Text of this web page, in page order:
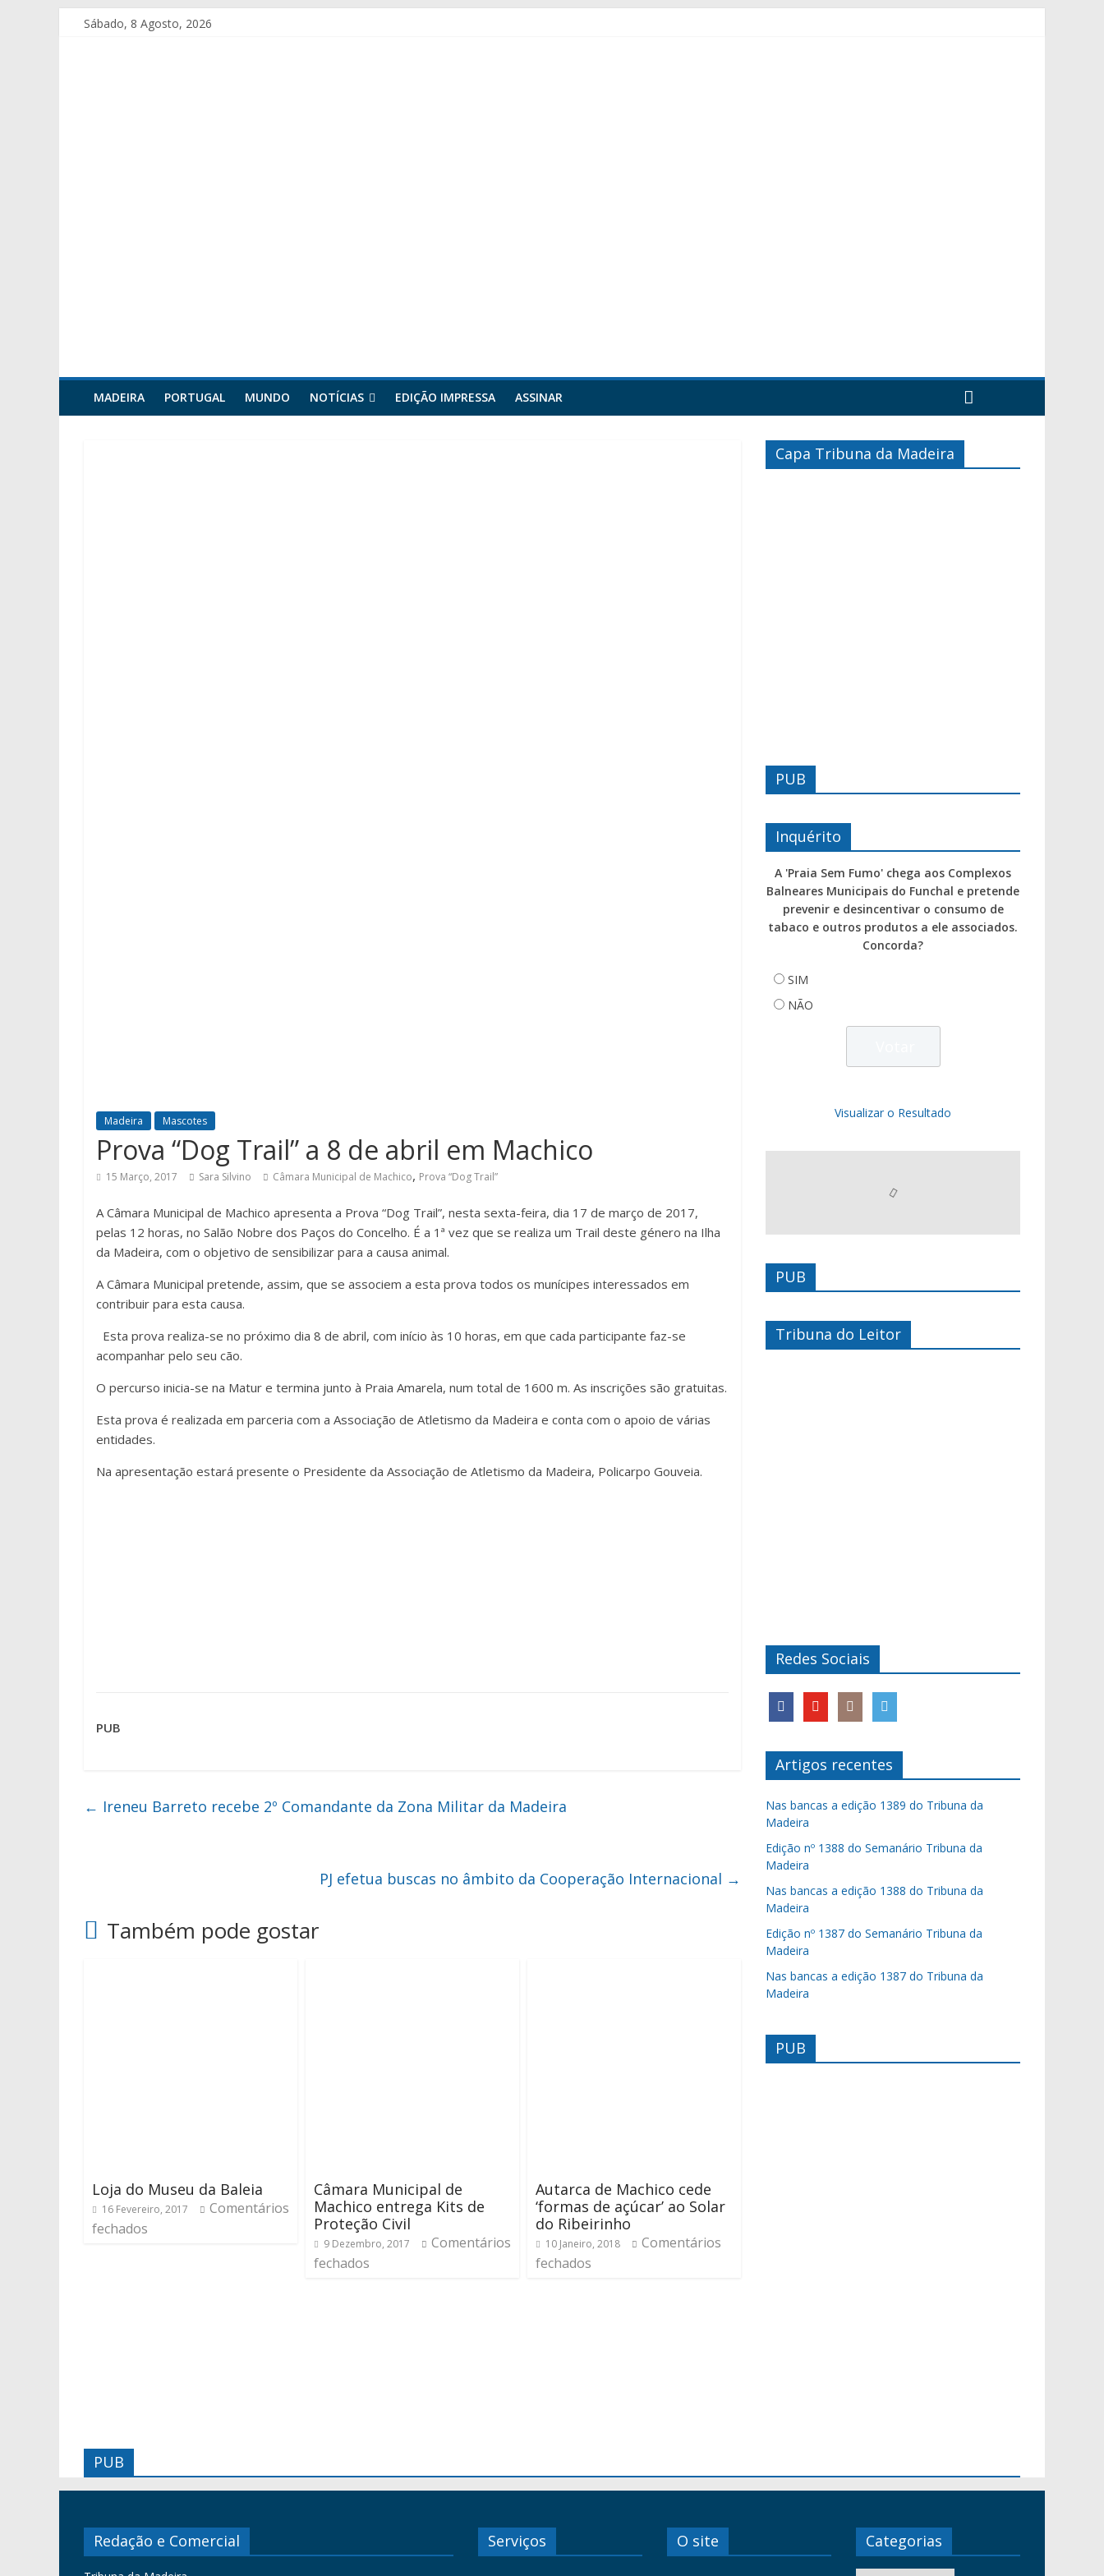
Sábado, 8 Agosto, 2026
MADEIRA PORTUGAL MUNDO NOTÍCIAS EDIÇÃO IMPRESSA ASSINAR
Madeira Mascotes
Prova “Dog Trail” a 8 de abril em Machico
15 Março, 2017 Sara Silvino Câmara Municipal de Machico, Prova “Dog Trail”
A Câmara Municipal de Machico apresenta a Prova “Dog Trail”, nesta sexta-feira, dia 17 de março de 2017,
pelas 12 horas, no Salão Nobre dos Paços do Concelho. É a 1ª vez que se realiza um Trail deste género na Ilha
da Madeira, com o objetivo de sensibilizar para a causa animal.
A Câmara Municipal pretende, assim, que se associem a esta prova todos os munícipes interessados em
contribuir para esta causa.
Esta prova realiza-se no próximo dia 8 de abril, com início às 10 horas, em que cada participante faz-se
acompanhar pelo seu cão.
O percurso inicia-se na Matur e termina junto à Praia Amarela, num total de 1600 m. As inscrições são gratuitas.
Esta prova é realizada em parceria com a Associação de Atletismo da Madeira e conta com o apoio de várias
entidades.
Na apresentação estará presente o Presidente da Associação de Atletismo da Madeira, Policarpo Gouveia.
PUB
← Ireneu Barreto recebe 2º Comandante da Zona Militar da Madeira
PJ efetua buscas no âmbito da Cooperação Internacional →
Também pode gostar
Loja do Museu da Baleia
16 Fevereiro, 2017
Comentários
fechados
Câmara Municipal de
Machico entrega Kits de
Proteção Civil
9 Dezembro, 2017
Comentários
fechados
Autarca de Machico cede
‘formas de açúcar’ ao Solar
do Ribeirinho
10 Janeiro, 2018
Comentários
fechados
Capa Tribuna da Madeira
PUB
Inquérito
A 'Praia Sem Fumo' chega aos Complexos
Balneares Municipais do Funchal e pretende
prevenir e desincentivar o consumo de
tabaco e outros produtos a ele associados.
Concorda?
SIM
NÃO
Visualizar o Resultado
PUB
Tribuna do Leitor
Redes Sociais
Artigos recentes
Nas bancas a edição 1389 do Tribuna da
Madeira
Edição nº 1388 do Semanário Tribuna da
Madeira
Nas bancas a edição 1388 do Tribuna da
Madeira
Edição nº 1387 do Semanário Tribuna da
Madeira
Nas bancas a edição 1387 do Tribuna da
Madeira
PUB
PUB
Redação e Comercial Serviços O site Categorias